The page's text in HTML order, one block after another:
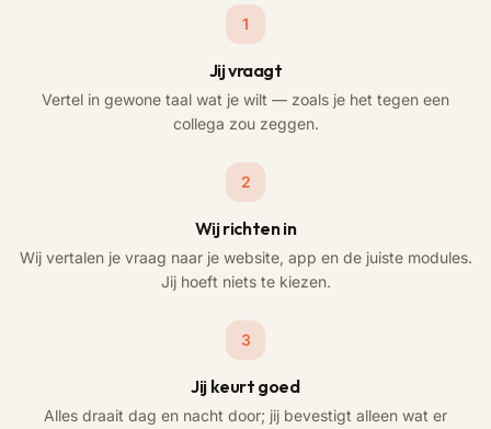
1
Jij vraagt
Vertel in gewone taal wat je wilt — zoals je het tegen een
collega zou zeggen.
2
Wij richten in
Wij vertalen je vraag naar je website, app en de juiste modules.
Jij hoeft niets te kiezen.
3
Jij keurt goed
Alles draait dag en nacht door; jij bevestigt alleen wat er